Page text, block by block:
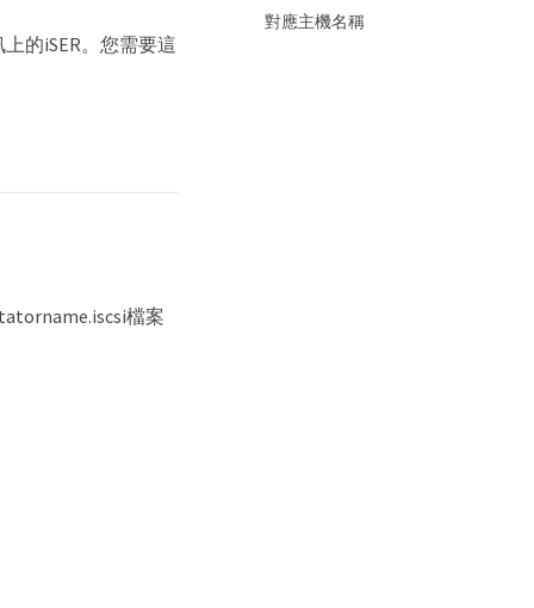
的iSER。您需要這
檔案
對應主機名稱